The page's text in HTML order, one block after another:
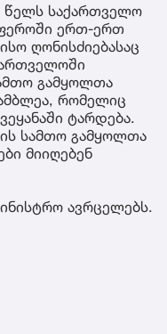
წელს საქართველო
ერთ-ერთ
ღონისძიებასაც
გამყოლთა
რომელიც
ტარდება.
სამთო გამყოლთა
მიიღებენ
ავრცელებს.